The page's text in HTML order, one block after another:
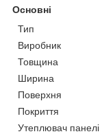
Основні
Тип
Виробник
Товщина
Ширина
Поверхня
Покриття
Утеплювач панелі